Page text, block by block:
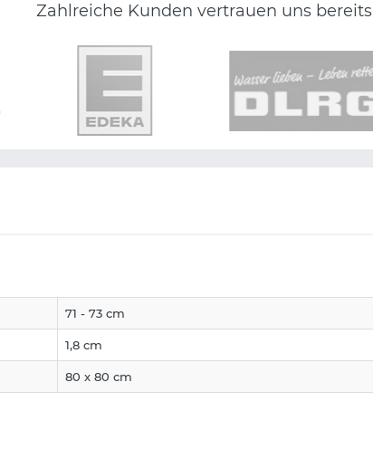
Zahlreiche Kunden vertrauen uns bereits
71 - 73 cm
1,8 cm
80 x 80 cm